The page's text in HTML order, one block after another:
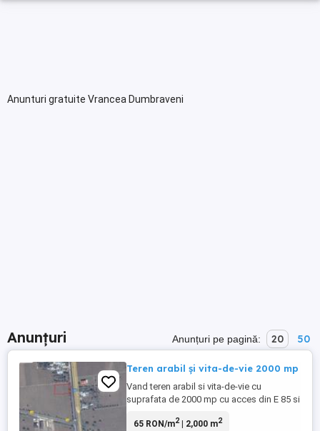
Anunturi gratuite Vrancea Dumbraveni
Anunțuri Anunțuri pe pagină: 20 50
Teren arabil și vita-de-vie 2000 mp
Vand teren arabil si vita-de-vie cu
suprafata de 2000 mp cu acces din E 85 si
intrarea in com. Dumbraveni din directia
65 RON/m2| 2,000 m2